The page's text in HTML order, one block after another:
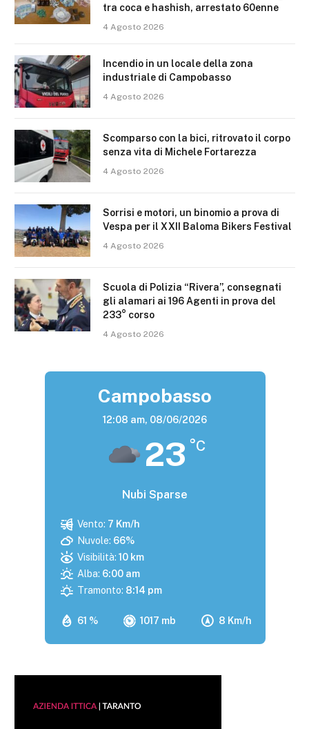
tra coca e hashish, arrestato 60enne
4 Agosto 2026
Incendio in un locale della zona
industriale di Campobasso
4 Agosto 2026
Scomparso con la bici, ritrovato il corpo
senza vita di Michele Fortarezza
4 Agosto 2026
Sorrisi e motori, un binomio a prova di
Vespa per il XXII Baloma Bikers Festival
4 Agosto 2026
Scuola di Polizia “Rivera”, consegnati
gli alamari ai 196 Agenti in prova del
233° corso
4 Agosto 2026
Campobasso
12:08 am, 08/06/2026
23 °C
Nubi Sparse
61 % 1017 mb 8 Km/h
Vento: 7 Km/h
Nuvole: 66%
Visibilità: 10 km
Alba: 6:00 am
Tramonto: 8:14 pm